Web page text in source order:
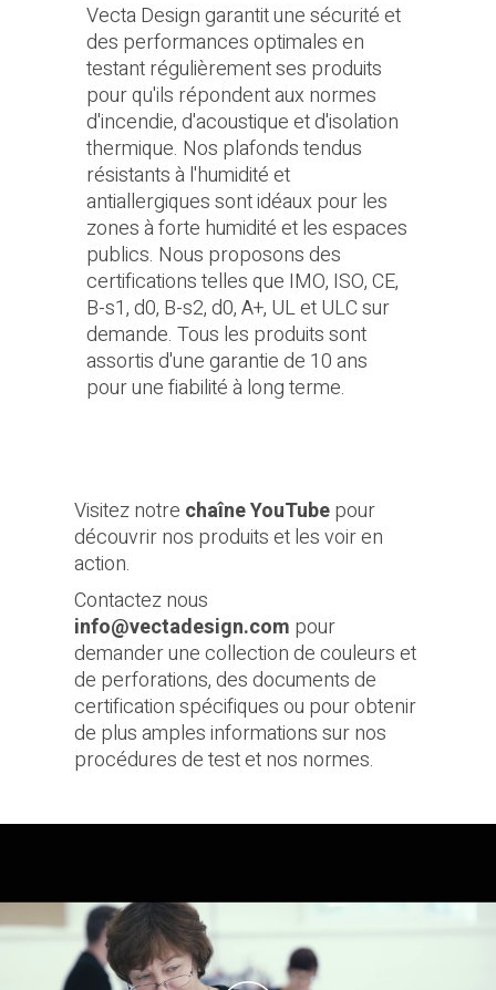
Vecta Design garantit une sécurité et
des performances optimales en
testant régulièrement ses produits
pour qu'ils répondent aux normes
d'incendie, d'acoustique et d'isolation
thermique. Nos plafonds tendus
résistants à l'humidité et
antiallergiques sont idéaux pour les
zones à forte humidité et les espaces
publics. Nous proposons des
certifications telles que IMO, ISO, CE,
B-s1, d0, B-s2, d0, A+, UL et ULC sur
demande. Tous les produits sont
assortis d'une garantie de 10 ans
pour une fiabilité à long terme.
Visitez notre chaîne YouTubepour
découvrir nos produits et les voir en
action.
Contactez nous
info@vectadesign.com pour
demander une collection de couleurs et
de perforations, des documents de
certification spécifiques ou pour obtenir
de plus amples informations sur nos
procédures de test et nos normes.